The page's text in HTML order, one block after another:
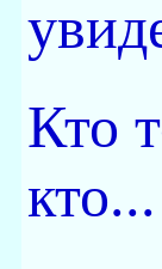
Кто
кто...